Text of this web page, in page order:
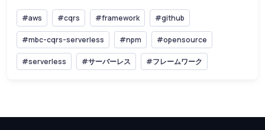
#aws #cqrs #framework #github
#mbc-cqrs-serverless #npm #opensource
#serverless #サーバーレス #フレームワーク